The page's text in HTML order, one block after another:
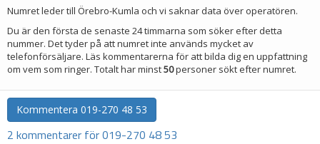
Numret leder till Örebro-Kumla och vi saknar data över operatören.
Du är den första de senaste 24 timmarna som söker efter detta
nummer. Det tyder på att numret inte används mycket av
telefonförsäljare. Läs kommentarerna för att bilda dig en uppfattning
om vem som ringer. Totalt har minst50personer sökt efter numret.
Kommentera 019-270 48 53
2 kommentarer för 019-270 48 53